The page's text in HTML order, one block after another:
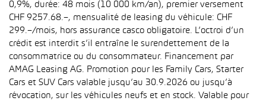
0,9%, durée: 48 mois (10 000 km/an), premier versement
CHF 9257.68.–, mensualité de leasing du véhicule: CHF
299.–/mois, hors assurance casco obligatoire. L’octroi d’un
crédit est interdit s’il entraîne le surendettement de la
consommatrice ou du consommateur. Financement par
AMAG Leasing AG. Promotion pour les Family Cars, Starter
Cars et SUV Cars valable jusqu’au 30.9.2026 ou jusqu’à
révocation, sur les véhicules neufs et en stock. Valable pour